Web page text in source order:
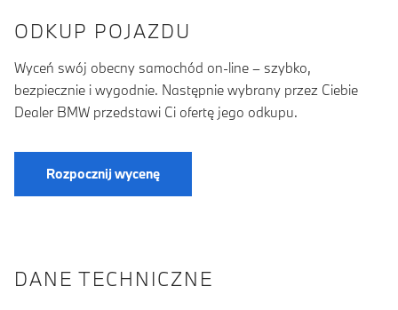
ODKUP POJAZDU
Wyceń swój obecny samochód on-line – szybko,
bezpiecznie i wygodnie. Następnie wybrany przez Ciebie
Dealer BMW przedstawi Ci ofertę jego odkupu.
Rozpocznij wycenę
DANE TECHNICZNE